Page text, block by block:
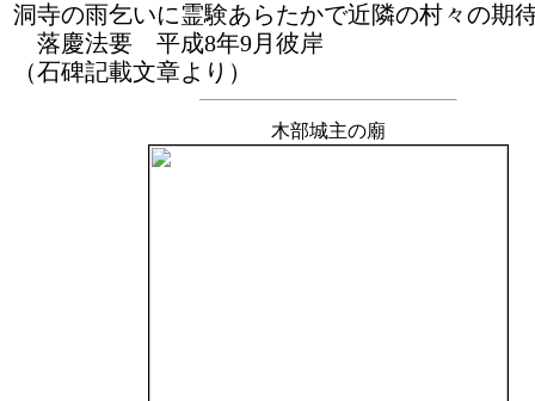
洞寺の雨乞いに霊験あらたかで近隣の村々の期
落慶法要 平成8年9月彼岸
（石碑記載文章より）
木部城主の廟